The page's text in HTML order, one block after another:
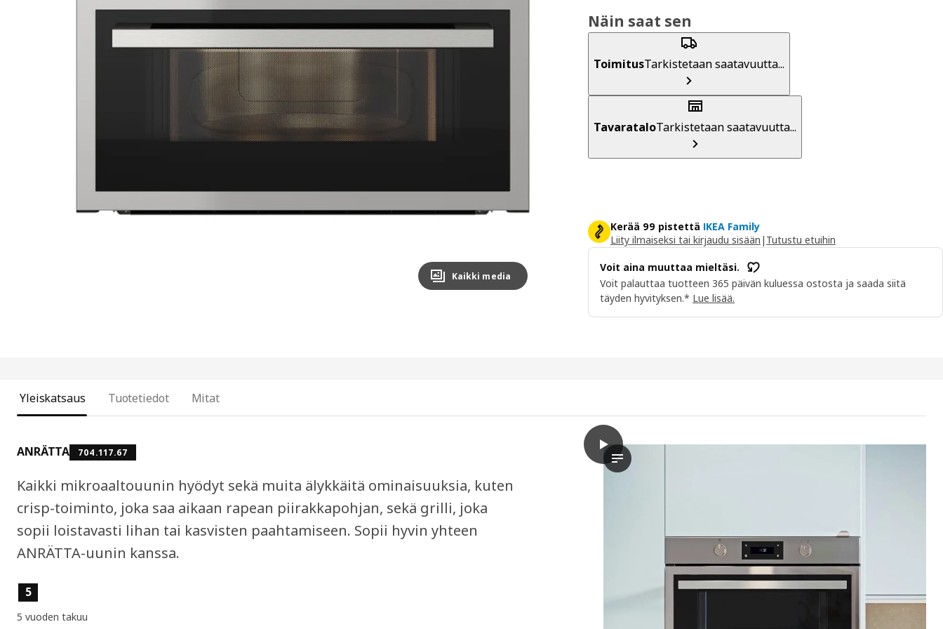
Image zoomed out, normal view
Kaikki media
Näin saat sen
ToimitusTarkistetaan saatavuutta...
TavarataloTarkistetaan saatavuutta...
Kerää 99 pistettä IKEA Family
Liity ilmaiseksi tai kirjaudu sisään | Tutustu etuihin
Voit aina muuttaa mieltäsi.
Voit palauttaa tuotteen 365 päivän kuluessa ostosta ja saada siitä
täyden hyvityksen.* Lue lisää.
Yleiskatsaus Tuotetiedot Mitat
ANRÄTTA 704.117.67
Kaikki mikroaaltouunin hyödyt sekä muita älykkäitä ominaisuuksia, kuten
crisp-toiminto, joka saa aikaan rapean piirakkapohjan, sekä grilli, joka
sopii loistavasti lihan tai kasvisten paahtamiseen. Sopii hyvin yhteen
ANRÄTTA-uunin kanssa.
Tuotteen ominaisuudet
5
5 vuoden takuu
play
Tutustu ANRÄTTA-mikroaaltouuniin, vallankumoukselliseen
ANRÄTTA Mikroaaltouuni, IKEA 500 ruostumaton teräs